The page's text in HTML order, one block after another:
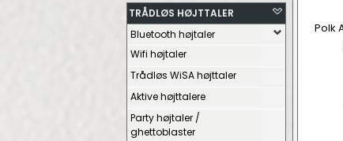
TRÅDLØS HØJTTALER
Bluetooth højtaler
Wifi højtaler
Trådløs WiSA højttaler
Aktive højttalere
Party højtaler /
ghettoblaster
Polk